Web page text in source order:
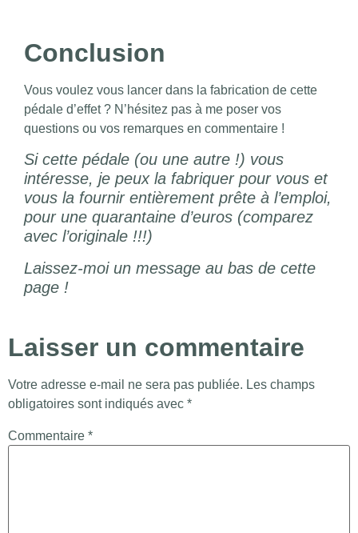
Conclusion
Vous voulez vous lancer dans la fabrication de cette
pédale d’effet ? N’hésitez pas à me poser vos
questions ou vos remarques en commentaire !
Si cette pédale (ou une autre !) vous
intéresse, je peux la fabriquer pour vous et
vous la fournir entièrement prête à l’emploi,
pour une quarantaine d’euros (comparez
avec l’originale !!!)
Laissez-moi un message au bas de cette
page !
Laisser un commentaire
Votre adresse e-mail ne sera pas publiée. Les champs
obligatoires sont indiqués avec *
Commentaire *